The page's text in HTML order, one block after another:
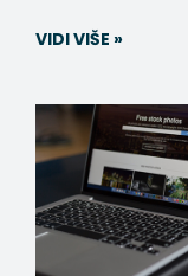
VIDI VIŠE »